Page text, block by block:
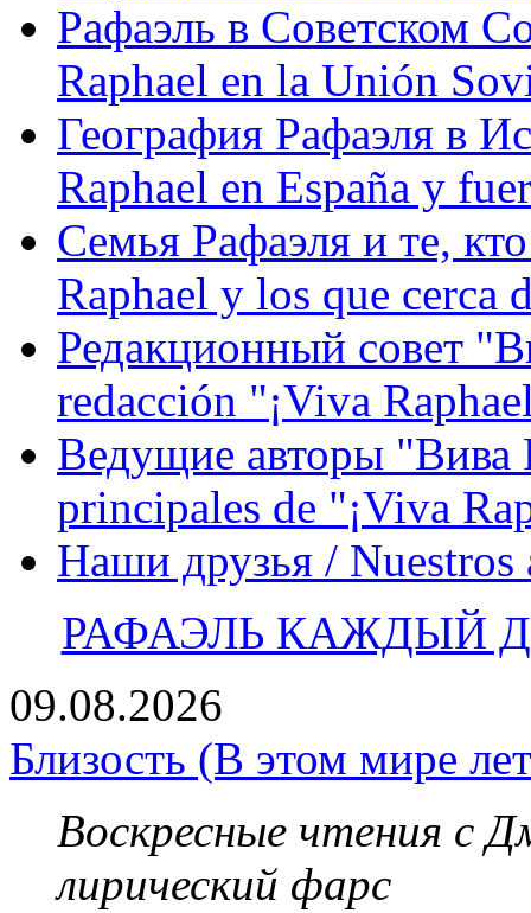
Рафаэль в Советском
Raphael en la Unión
География Рафаэля в
Raphael en España y
Семья Рафаэля и те,
Raphael y los que cerca
Редакционный совет
redacción "¡Viva
Ведущие авторы "Вива
principales de "¡Viva
Наши друзья / Nuestros
РАФАЭЛЬ КАЖДЫЙ
09.08.2026
Близость (В этом мире
Воскресные чтения с
лирический фарс